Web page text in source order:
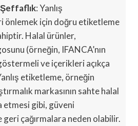
: Yanlış
önlemek için doğru etiketleme
Halal ürünler,
(örneğin, IFANCA’nın
ve içerikleri açıkça
etiketleme, örneğin
markasının sahte halal
etmesi gibi, güveni
geri çağırmalara neden olabilir.